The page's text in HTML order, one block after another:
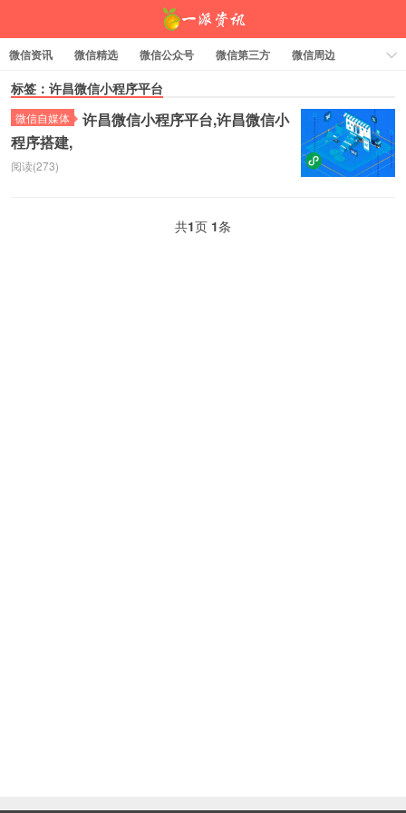
微信资讯 微信精选 微信公众号 微信第三方
微信周边
资料下载
标签云
标签：许昌微信小程序平台
微信自媒体
许昌微信小程序平台,许昌微信小
程序搭建,
阅读(273)
共1页 1条